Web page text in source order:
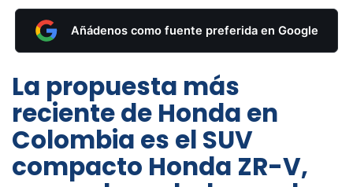
Añádenos como fuente preferida en Google
La propuesta más
reciente de Honda en
Colombia es el SUV
compacto Honda ZR-V,